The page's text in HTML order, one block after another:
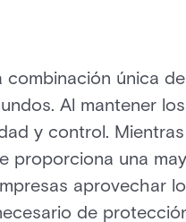
única
Al mantener
y control.
proporciona una
aprovechar
de